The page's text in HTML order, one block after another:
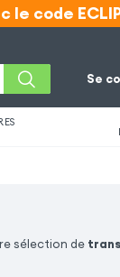
le code
code
Se
sélection de